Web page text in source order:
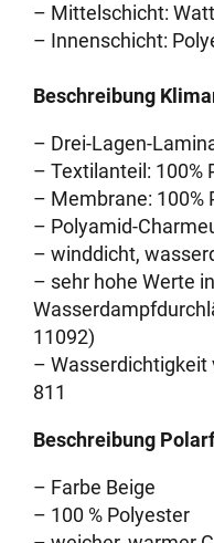
– Mittelschicht:
– Innenschicht:
Beschreibung
– Drei-Lagen-
– Textilanteil: 100%
– Membrane: 100%
– Polyamid-
– winddicht,
– sehr hohe Werte
11092)
– Wasserdichtigkeit
811
Beschreibung
– Farbe Beige
– 100 % Polyester